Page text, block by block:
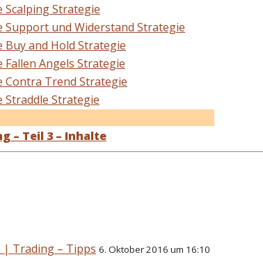
Scalping Strategie
Support und Widerstand Strategie
Buy and Hold Strategie
Fallen Angels Strategie
Contra Trend Strategie
Straddle Strategie
– Teil 3 – Inhalte
| Trading – Tipps 6. Oktober 2016 um 16:10